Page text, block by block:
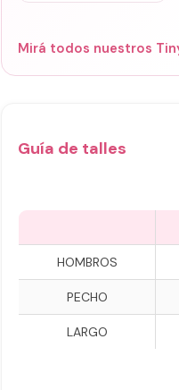
Mirá todos nuestros
Guía de talles
HOMBROS
PECHO
LARGO